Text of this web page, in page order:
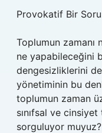
Provokatif Bir
Toplumun zamanı
ne yapabileceğini
dengesizliklerini
yönetiminin bu
toplumun zaman
sınıfsal ve
sorguluyor muyuz?